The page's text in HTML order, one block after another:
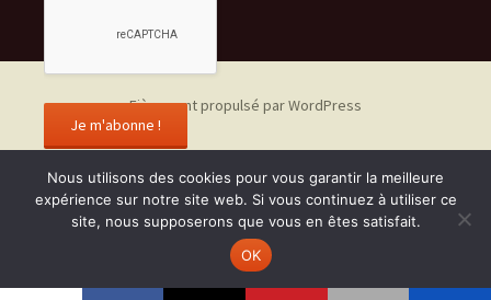
Fièrement propulsé par WordPress
Nous utilisons des cookies pour vous garantir la meilleure
expérience sur notre site web. Si vous continuez à utiliser ce
site, nous supposerons que vous en êtes satisfait.
OK